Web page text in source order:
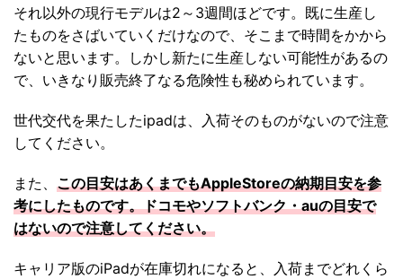
それ以外の現行モデルは2～3週間ほどです。既に生産し
たものをさばいていくだけなので、そこまで時間をかから
ないと思います。しかし新たに生産しない可能性があるの
で、いきなり販売終了なる危険性も秘められています。
世代交代を果たしたipadは、入荷そのものがないので注意
してください。
また、 この目安はあくまでもAppleStoreの納期目安を参
考にしたものです。ドコモやソフトバンク・auの目安で
はないので注意してください。
キャリア版のiPadが在庫切れになると、入荷までどれくら